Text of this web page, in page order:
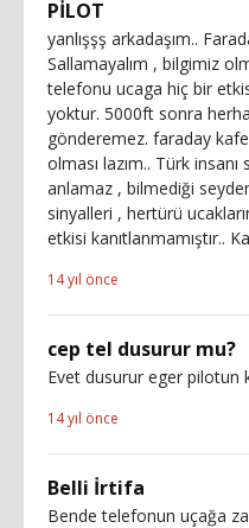
PİLOT
yanlışşş arkadaşım..
Sallamayalım , bilgimiz
telefonu ucaga hiç bir
yoktur. 5000ft sonra
gönderemez. faraday
olması lazım.. Türk
anlamaz , bilmediği
sinyalleri , hertürü
etkisi kanıtlanmamıştır..
14 yıl önce
cep tel dusurur mu?
Evet dusurur eger pilotun
14 yıl önce
Belli İrtifa
Bende telefonun uçağa